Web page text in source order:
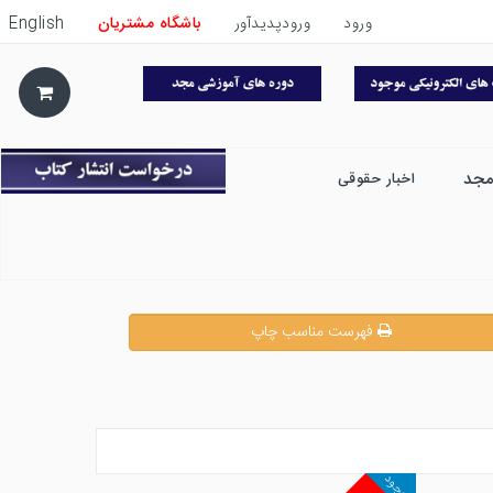
ورود ورودپدیدآور باشگاه مشتریان English
اخبار حقوقی
فهرست مناسب چاپ